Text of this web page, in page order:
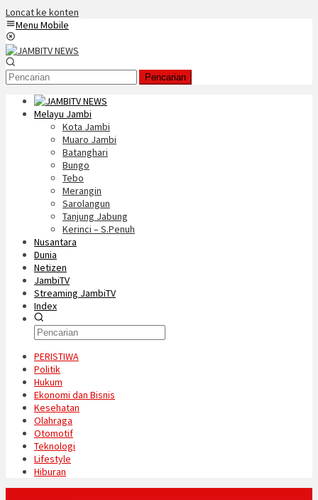
Loncat ke konten
Menu Mobile
Pencarian
Melayu Jambi
Kota Jambi
Muaro Jambi
Batanghari
Bungo
Tebo
Merangin
Sarolangun
Tanjung Jabung
Kerinci – S.Penuh
Nusantara
Dunia
Netizen
JambiTV
Streaming JambiTV
Index
PERISTIWA
Politik
Hukum
Ekonomi dan Bisnis
Kesehatan
Olahraga
Otomotif
Teknologi
Lifestyle
Hiburan